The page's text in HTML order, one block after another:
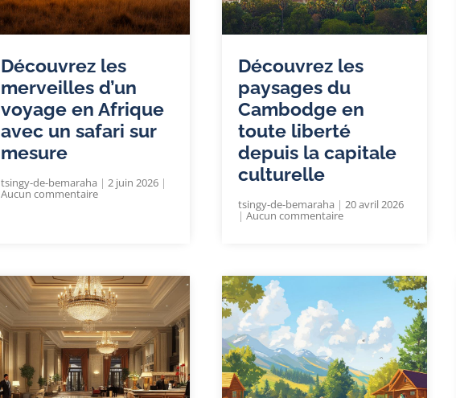
Découvrez les
merveilles d’un
voyage en Afrique
avec un safari sur
mesure
tsingy-de-bemaraha 2 juin 2026
Aucun commentaire
Découvrez les
paysages du
Cambodge en
toute liberté
depuis la capitale
culturelle
tsingy-de-bemaraha 20 avril 2026
Aucun commentaire